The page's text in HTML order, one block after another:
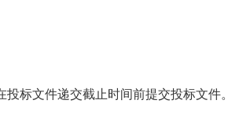
标文件递交截止时间前提交投标文件。